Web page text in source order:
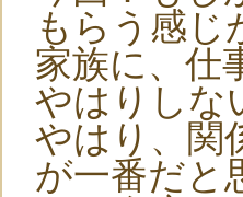
もらう感じ
家族に、仕
やはりしな
やはり、関
が一番だと